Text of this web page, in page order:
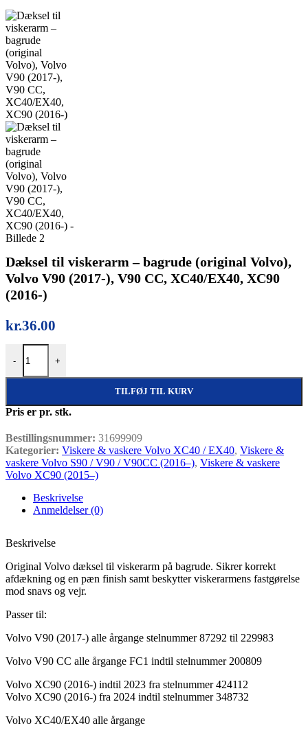
Dæksel til viskerarm – bagrude (original Volvo),
Volvo V90 (2017-), V90 CC, XC40/EX40, XC90
(2016-)
kr.36.00
-
Dæksel til viskerarm – bagrude (original Volvo), Volvo V90 (2017-
+
TILFØJ TIL KURV
Pris er pr. stk.
Bestillingsnummer: 31699909
Kategorier: Viskere & vaskere Volvo XC40 / EX40, Viskere &
vaskere Volvo S90 / V90 / V90CC (2016–), Viskere & vaskere
Volvo XC90 (2015–)
Beskrivelse
Anmeldelser (0)
Beskrivelse
Original Volvo dæksel til viskerarm på bagrude. Sikrer korrekt
afdækning og en pæn finish samt beskytter viskerarmens fastgørelse
mod snavs og vejr.
Passer til:
Volvo V90 (2017-) alle årgange stelnummer 87292 til 229983
Volvo V90 CC alle årgange FC1 indtil stelnummer 200809
Volvo XC90 (2016-) indtil 2023 fra stelnummer 424112
Volvo XC90 (2016-) fra 2024 indtil stelnummer 348732
Volvo XC40/EX40 alle årgange